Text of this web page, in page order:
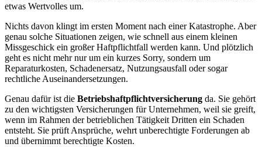
etwas Wertvolles um.
Nichts davon klingt im ersten Moment nach einer Katastrophe. Aber
genau solche Situationen zeigen, wie schnell aus einem kleinen
Missgeschick ein großer Haftpflichtfall werden kann. Und plötzlich
geht es nicht mehr nur um ein kurzes Sorry, sondern um
Reparaturkosten, Schadenersatz, Nutzungsausfall oder sogar
rechtliche Auseinandersetzungen.
Genau dafür ist die Betriebshaftpflichtversicherung da. Sie gehört
zu den wichtigsten Versicherungen für Unternehmen, weil sie greift,
wenn im Rahmen der betrieblichen Tätigkeit Dritten ein Schaden
entsteht. Sie prüft Ansprüche, wehrt unberechtigte Forderungen ab
und übernimmt berechtigte Kosten.